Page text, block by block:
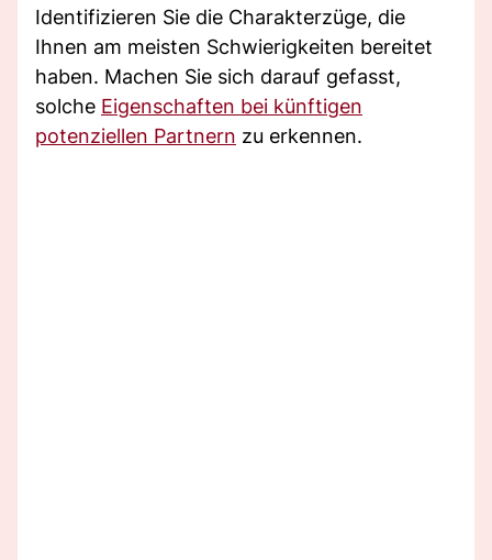
Identifizieren Sie die Charakterzüge, die
Ihnen am meisten Schwierigkeiten bereitet
haben. Machen Sie sich darauf gefasst,
solche Eigenschaften bei künftigen
potenziellen Partnern zu erkennen.